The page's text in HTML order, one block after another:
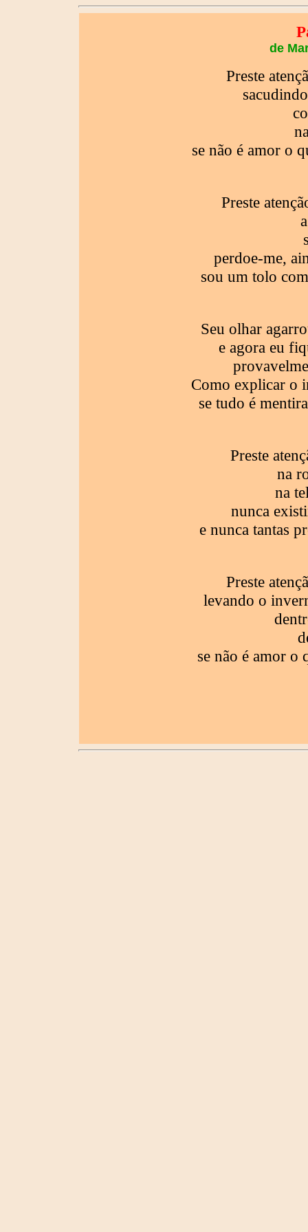
de
Preste
se não é amor o
Preste
perdoe-me,
sou um tolo
Seu olhar
e agora eu
Como explicar o
se tudo é
Preste
na
na
nunca
e nunca tantas
Preste
levando o
se não é amor o